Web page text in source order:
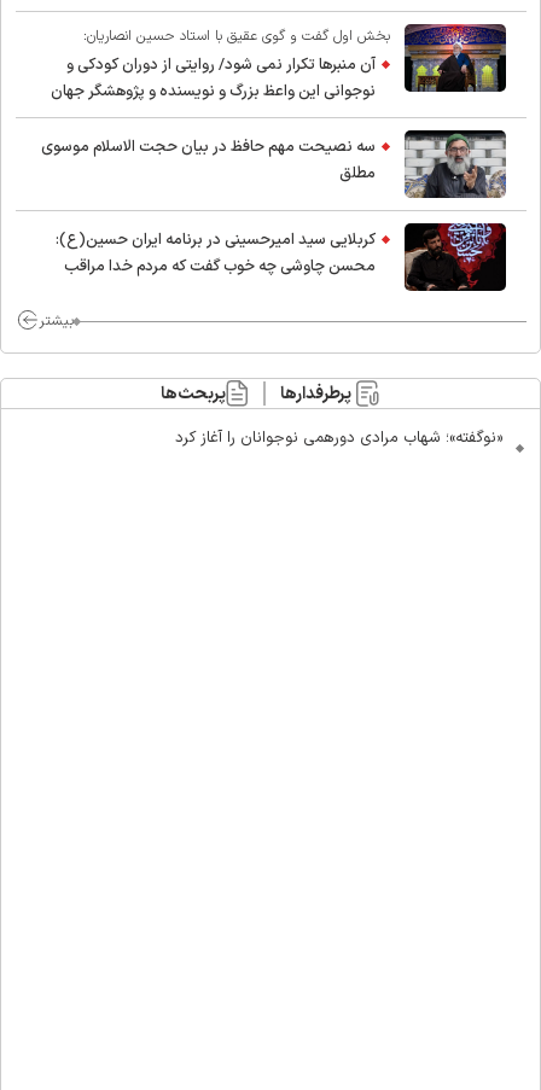
بخش اول گفت و گوی عقیق با استاد حسین انصاریان:
آن منبرها تکرار نمی شود/ روایتی از دوران کودکی و
نوجوانی این واعظ بزرگ و نویسنده و پژوهشگر جهان
اسلام
سه نصیحت مهم حافظ در بیان حجت الاسلام موسوی
مطلق
کربلایی سید امیر‌حسینی در برنامه ایران حسین(ع):
محسن چاوشی چه خوب گفت که مردم خدا مراقب
بیشتر
پرطرفدارها پربحث‌ها
«نوگفته»؛ شهاب مرادی دورهمی نوجوانان را آغاز کرد